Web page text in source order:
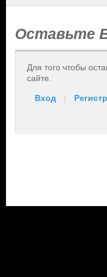
Оставьте
Для того чтобы
сайте.
Вход |